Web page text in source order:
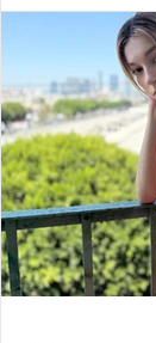
et d’imprimés
phare, le
cases en
elle est
extrême